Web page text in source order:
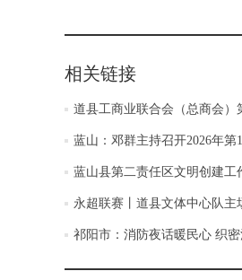
相关链接
道县工商业联合会（总商会
蓝山：邓群主持召开2026年
蓝山县第二责任区文明创建工
永超联赛丨道县文体中心队主
祁阳市：消防夜话暖民心 织